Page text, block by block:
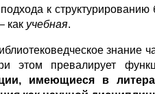
к
как учебная.
знание
превалирует
имеющиеся в